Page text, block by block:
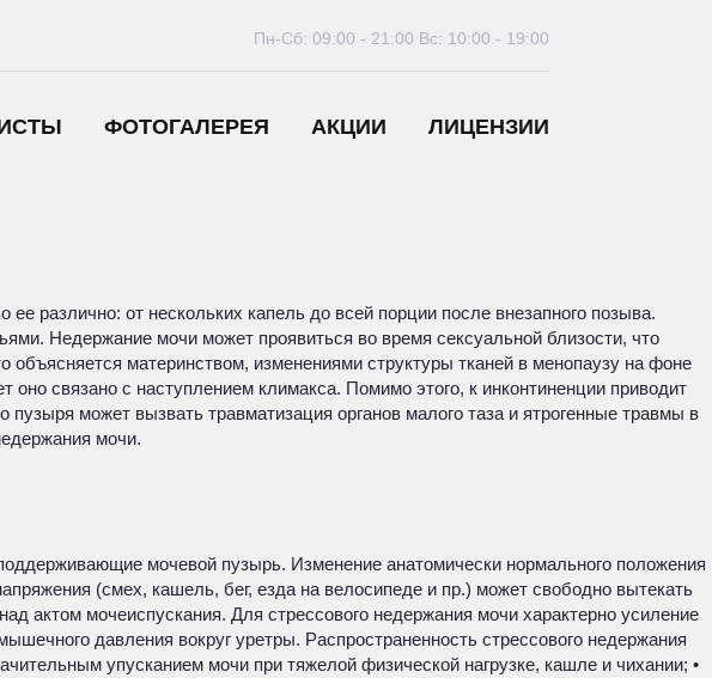
ФОТОГАЛЕРЕЯ АКЦИИ ЛИЦЕНЗИИ
Пн-Сб: 09:00 - 21:00 Вс: 10:00 - 19:00
различно: от нескольких капель до всей порции после внезапного позыва.
Недержание мочи может проявиться во время сексуальной близости, что
материнством, изменениями структуры тканей в менопаузу на фоне
связано с наступлением климакса. Помимо этого, к инконтиненции приводит
может вызвать травматизация органов малого таза и ятрогенные травмы в
мочи.
мочевой пузырь. Изменение анатомически нормального положения
(смех, кашель, бег, езда на велосипеде и пр.) может свободно вытекать
актом мочеиспускания. Для стрессового недержания мочи характерно усиление
давления вокруг уретры. Распространенность стрессового недержания
упусканием мочи при тяжелой физической нагрузке, кашле и чихании; •